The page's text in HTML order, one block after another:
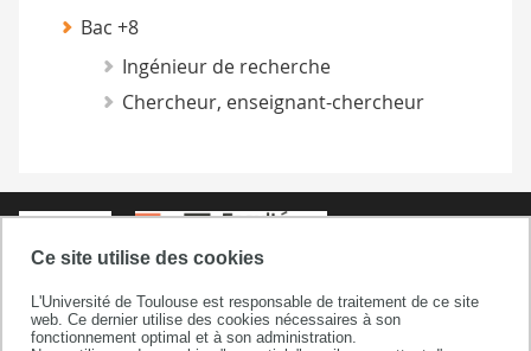
Ce site utilise des cookies
L'Université de Toulouse est responsable de traitement de ce site
web. Ce dernier utilise des cookies nécessaires à son
fonctionnement optimal et à son administration.
Bac +8
Ingénieur de recherche
Chercheur, enseignant-chercheur